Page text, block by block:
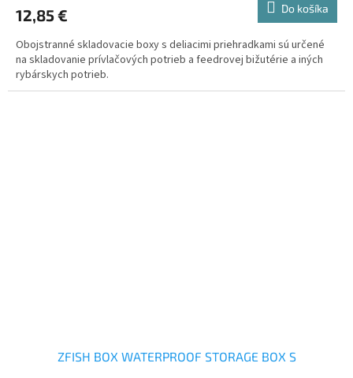
12,85 € Do košíka
Obojstranné skladovacie boxy s deliacimi priehradkami sú určené
na skladovanie prívlačových potrieb a feedrovej bižutérie a iných
rybárskych potrieb.
ZFISH BOX WATERPROOF STORAGE BOX S